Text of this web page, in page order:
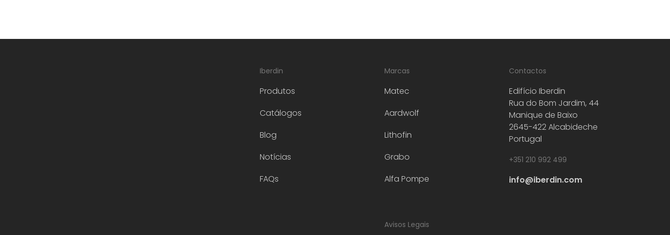
Iberdin
Produtos
Catálogos
Blog
Notícias
FAQs
Marcas
Matec
Aardwolf
Lithofin
Grabo
Alfa Pompe
Avisos Legais
Contactos
Edifício Iberdin
Rua do Bom Jardim, 44
Manique de Baixo
2645-422 Alcabideche
Portugal
+351 210 992 499
info@iberdin.com